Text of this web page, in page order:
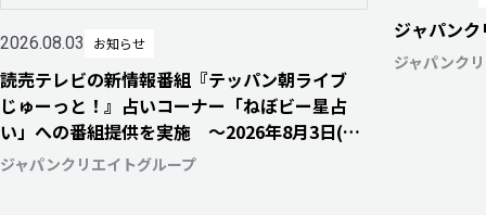
2026.08.03 お知らせ
読売テレビの新情報番組『テッパン朝ライブ
じゅーっと！』占いコーナー「ねぼビー星占
い」への番組提供を実施 〜2026年8月3日(月)
より毎週月・水・金曜日にて放送開始〜
ジャパンクリエイトグループ
ジャパン
ジャパンク